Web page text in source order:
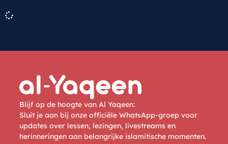
Blijf op de hoogte van Al Yaqeen:
Sluit je aan bij onze officiële WhatsApp-groep voor
updates over lessen, lezingen, livestreams en
herinneringen aan belangrijke islamitische momenten.